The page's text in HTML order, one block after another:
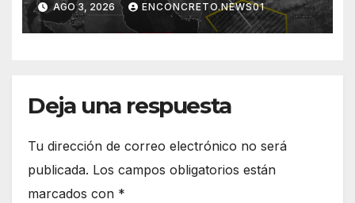
norte de Sonora registra
mayor potencial de
AGO 3, 2026 ENCONCRETO.NEWS01
Deja una respuesta
Tu dirección de correo electrónico no será
publicada. Los campos obligatorios están
marcados con *